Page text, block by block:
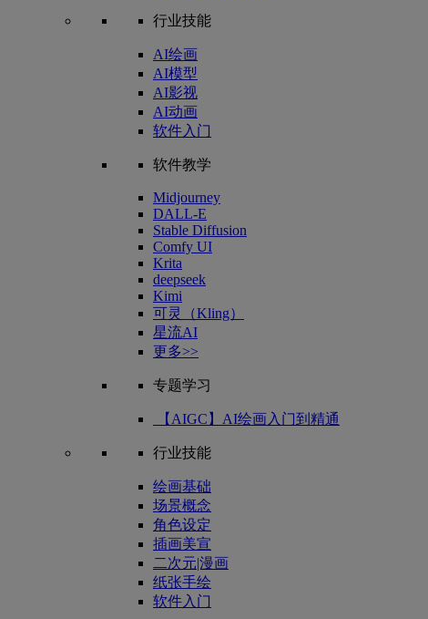
行业技能
AI绘画
AI模型
AI影视
AI动画
软件入门
软件教学
Midjourney
DALL-E
Stable Diffusion
Comfy UI
Krita
deepseek
Kimi
可灵（Kling）
星流AI
更多>>
专题学习
【AIGC】AI绘画入门到精通
行业技能
绘画基础
场景概念
角色设定
插画美宣
二次元|漫画
纸张手绘
软件入门